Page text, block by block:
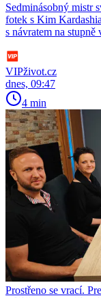
Sedminásobný mistr
fotek s Kim
s návratem na stupně
VIPživot.cz
dnes, 09:47
4 min
Prostřeno se vrací.